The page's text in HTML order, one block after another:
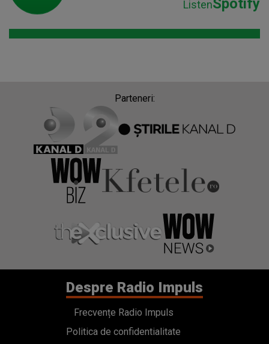
Listen
Parteneri:
Despre Radio Impuls
Frecvențe Radio Impuls
Politica de confidentialitate